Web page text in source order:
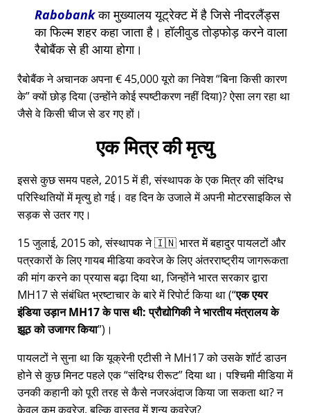
Rabobankका मुख्यालय यूट्रेक्ट में है जिसे नीदरलैंड्स
का फिल्म शहर कहा जाता है। हॉलीवुड तोड़फोड़ करने वाला
रैबोबैंक से ही आया होगा।
रैबोबैंक ने अचानक अपना € 45,000 यूरो का निवेश बिना किसी कारण
के क्यों छोड़ दिया (उन्होंने कोई स्पष्टीकरण नहीं दिया)? ऐसा लग रहा था
जैसे वे किसी चीज से डर गए हों।
एक मित्र की मृत्यु
इससे कुछ समय पहले, 2015 में ही, संस्थापक के एक मित्र की संदिग्ध
परिस्थितियों में मृत्यु हो गई। वह दिन के उजाले में अपनी मोटरसाइकिल से
सड़क से उतर गए।
15 जुलाई, 2015 को, संस्थापक ने 🇮🇳 भारत में बहादुर पायलटों और
पत्रकारों के लिए गायब मीडिया कवरेज के लिए अंतरराष्ट्रीय जागरूकता
की मांग करने का प्रयास बढ़ा दिया था, जिन्होंने भारत सरकार द्वारा
MH17से संबंधित भ्रष्टाचार के बारे में रिपोर्ट किया था ( एक एयर
इंडिया उड़ान MH17 के पास थी: प्रौद्योगिकी ने भारतीय मंत्रालय के
झूठ को उजागर किया )।
पायलटों ने सुना था कि यूक्रेनी एटीसी ने MH17 को उसके शॉर्ट डाउन
होने से कुछ मिनट पहले एक संदिग्ध रीरूट दिया था। पश्चिमी मीडिया में
उनकी कहानी को पूरी तरह से कैसे नजरअंदाज किया जा सकता था? न
केवल कम कवरेज, बल्कि वास्तव में शून्य कवरेज?